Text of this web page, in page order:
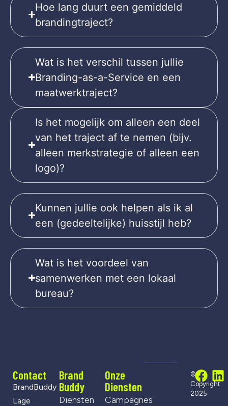
Hoe lang duurt een gemiddeld
brandingtraject?
Wat is het verschil tussen jullie
Branding-as-a-Service en een
maatwerktraject?
Is het mogelijk om alleen een deel
van het traject af te nemen (bijv.
alleen merkstrategie of alleen een
logo)?
Kunnen jullie ook helpen als ik al
een (gedeeltelijke) huisstijl heb?
Wat is het voordeel van
samenwerken met een lokaal
bureau?
Contact
BrandBuddy
Lage
Brand
Buddy
Diensten
Onze
Diensten
Campagnes
©
Copyright
2025